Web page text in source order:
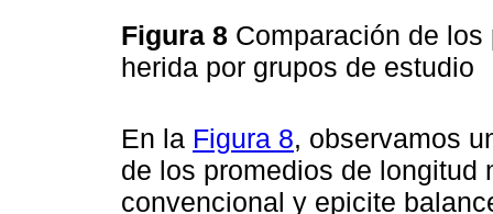
Figura 8 Comparación de
herida por grupos de estudio
En la Figura 8, observamos
de los promedios de longitud
convencional y epicite